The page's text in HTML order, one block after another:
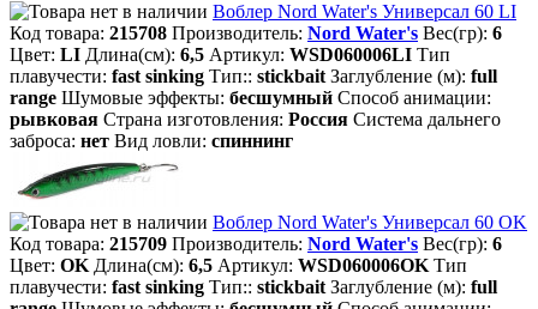
Воблер Nord Water's Универсал 60 LI
Код товара: 215708 Производитель: Nord Water's Вес(гр): 6
Цвет: LI Длина(см): 6,5 Артикул: WSD060006LI Тип
плавучести: fast sinking Тип:: stickbait Заглубление (м): full
range Шумовые эффекты: бесшумный Способ анимации:
рывковая Страна изготовления: Россия Система дальнего
заброса: нет Вид ловли: спиннинг
Воблер Nord Water's Универсал 60 OK
Код товара: 215709 Производитель: Nord Water's Вес(гр): 6
Цвет: OK Длина(см): 6,5 Артикул: WSD060006OK Тип
плавучести: fast sinking Тип:: stickbait Заглубление (м): full